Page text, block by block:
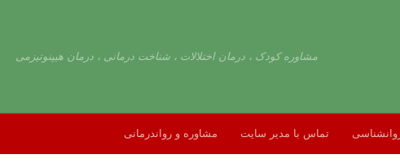
مشاوره کودک ، درمان اختلالات ، شناخت درمانی ، درمان هیپنوتیزمی
تماس با مدیر سایت مشاوره و رواندرمانی